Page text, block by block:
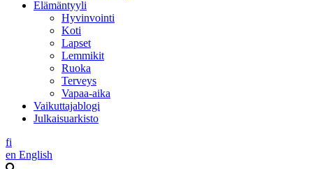
Elämäntyyli
Hyvinvointi
Koti
Lapset
Lemmikit
Ruoka
Terveys
Vapaa-aika
Vaikuttajablogi
Julkaisuarkisto
fi
en English